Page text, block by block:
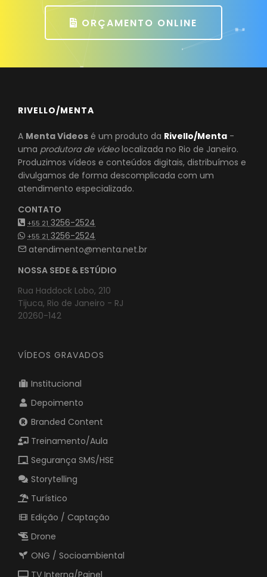
ORÇAMENTO ONLINE
RIVELLO/MENTA
A Menta Videos é um produto da Rivello/Menta -
uma produtora de vídeolocalizada no Rio de Janeiro.
Produzimos vídeos e conteúdos digitais, distribuímos e
divulgamos de forma descomplicada com um
atendimento especializado.
CONTATO
+55 213256-2524
+55 213256-2524
atendimento@menta.net.br
NOSSA SEDE & ESTÚDIO
Rua Haddock Lobo, 210
Tijuca, Rio de Janeiro - RJ
20260-142
VÍDEOS GRAVADOS
Institucional
Depoimento
Branded Content
Treinamento/Aula
Segurança SMS/HSE
Storytelling
Turístico
Edição / Captação
Drone
ONG / Socioambiental